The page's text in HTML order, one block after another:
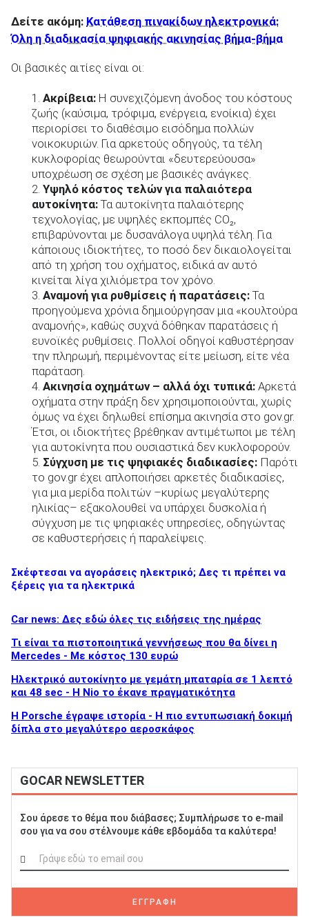
Δείτε ακόμη: Κατάθεση πινακίδων ηλεκτρονικά:
Όλη η διαδικασία ψηφιακής ακινησίας βήμα-βήμα
Οι βασικές αιτίες είναι οι:
Ακρίβεια: Η συνεχιζόμενη άνοδος του κόστους
ζωής (καύσιμα, τρόφιμα, ενέργεια, ενοίκια) έχει
περιορίσει το διαθέσιμο εισόδημα πολλών
νοικοκυριών. Για αρκετούς οδηγούς, τα τέλη
κυκλοφορίας θεωρούνται «δευτερεύουσα»
υποχρέωση σε σχέση με βασικές ανάγκες.
Υψηλό κόστος τελών για παλαιότερα
αυτοκίνητα: Τα αυτοκίνητα παλαιότερης
τεχνολογίας, με υψηλές εκπομπές CO₂,
επιβαρύνονται με δυσανάλογα υψηλά τέλη. Για
κάποιους ιδιοκτήτες, το ποσό δεν δικαιολογείται
από τη χρήση του οχήματος, ειδικά αν αυτό
κινείται λίγα χιλιόμετρα τον χρόνο.
Αναμονή για ρυθμίσεις ή παρατάσεις: Τα
προηγούμενα χρόνια δημιούργησαν μια «κουλτούρα
αναμονής», καθώς συχνά δόθηκαν παρατάσεις ή
ευνοϊκές ρυθμίσεις. Πολλοί οδηγοί καθυστέρησαν
την πληρωμή, περιμένοντας είτε μείωση, είτε νέα
παράταση.
Ακινησία οχημάτων – αλλά όχι τυπικά: Αρκετά
οχήματα στην πράξη δεν χρησιμοποιούνται, χωρίς
όμως να έχει δηλωθεί επίσημα ακινησία στο gov.gr.
Έτσι, οι ιδιοκτήτες βρέθηκαν αντιμέτωποι με τέλη
για αυτοκίνητα που ουσιαστικά δεν κυκλοφορούν.
Σύγχυση με τις ψηφιακές διαδικασίες: Παρότι
το gov.gr έχει απλοποιήσει αρκετές διαδικασίες,
για μια μερίδα πολιτών –κυρίως μεγαλύτερης
ηλικίας– εξακολουθεί να υπάρχει δυσκολία ή
σύγχυση με τις ψηφιακές υπηρεσίες, οδηγώντας
σε καθυστερήσεις ή παραλείψεις.
Σκέφτεσαι να αγοράσεις ηλεκτρικό; Δες τι πρέπει να
ξέρεις για τα ηλεκτρικά
Car news: Δες εδώ όλες τις ειδήσεις της ημέρας
Τι είναι τα πιστοποιητικά γεννήσεως που θα δίνει η
Mercedes - Με κόστος 130 ευρώ
Ηλεκτρικό αυτοκίνητο με γεμάτη μπαταρία σε 1 λεπτό
και 48 sec - Η Nio το έκανε πραγματικότητα
H Porsche έγραψε ιστορία - H πιο εντυπωσιακή δοκιμή
δίπλα στο μεγαλύτερο αεροσκάφος
GOCAR NEWSLETTER
Σου άρεσε το θέμα που διάβασες; Συμπλήρωσε το e-mail
σου για να σου στέλνουμε κάθε εβδομάδα τα καλύτερα!
ΕΓΓΡΑΦΗ